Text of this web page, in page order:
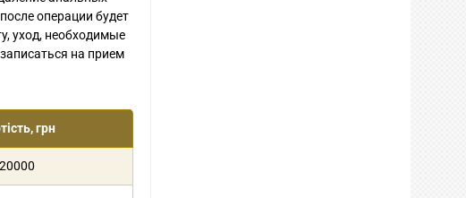
операции будет
уход, необходимые
на прием
грн
20000